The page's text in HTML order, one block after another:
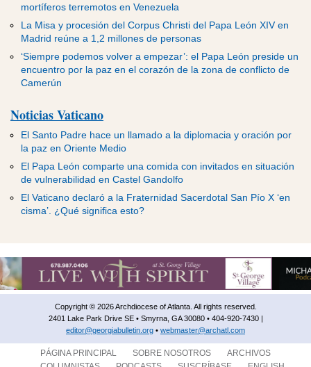
mortíferos terremotos en Venezuela
La Misa y procesión del Corpus Christi del Papa León XIV en
Madrid reúne a 1,2 millones de personas
‘Siempre podemos volver a empezar’: el Papa León preside un
encuentro por la paz en el corazón de la zona de conflicto de
Camerún
Noticias Vaticano
El Santo Padre hace un llamado a la diplomacia y oración por
la paz en Oriente Medio
El Papa León comparte una comida con invitados en situación
de vulnerabilidad en Castel Gandolfo
El Vaticano declaró a la Fraternidad Sacerdotal San Pío X ‘en
cisma’. ¿Qué significa esto?
Copyright © 2026 Archdiocese of Atlanta. All rights reserved.
2401 Lake Park Drive SE • Smyrna, GA 30080 • 404-920-7430 |
editor@georgiabulletin.org • webmaster@archatl.com
PÁGINA PRINCIPAL SOBRE NOSOTROS
ARCHIVOS